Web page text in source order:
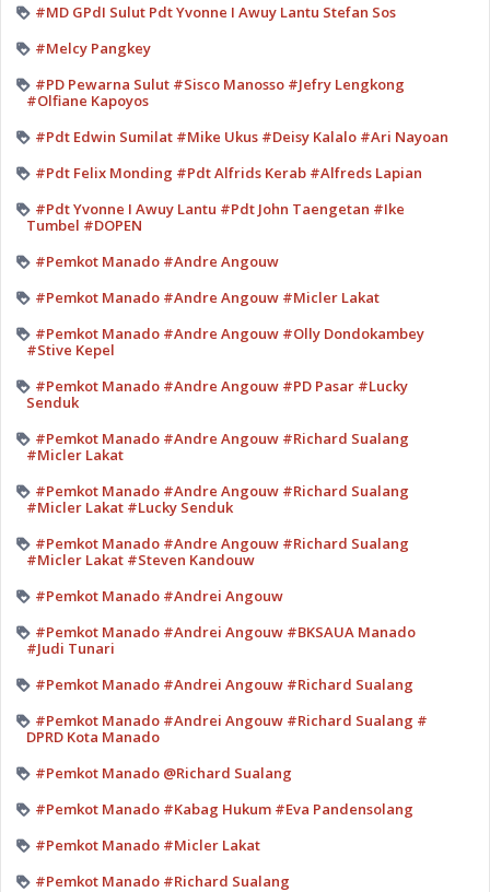
#MD GPdI Sulut Pdt Yvonne I Awuy Lantu Stefan Sos
#Melcy Pangkey
#PD Pewarna Sulut #Sisco Manosso #Jefry Lengkong
#Olfiane Kapoyos
#Pdt Edwin Sumilat #Mike Ukus #Deisy Kalalo #Ari Nayoan
#Pdt Felix Monding #Pdt Alfrids Kerab #Alfreds Lapian
#Pdt Yvonne I Awuy Lantu #Pdt John Taengetan #Ike
Tumbel #DOPEN
#Pemkot Manado #Andre Angouw
#Pemkot Manado #Andre Angouw #Micler Lakat
#Pemkot Manado #Andre Angouw #Olly Dondokambey
#Stive Kepel
#Pemkot Manado #Andre Angouw #PD Pasar #Lucky
Senduk
#Pemkot Manado #Andre Angouw #Richard Sualang
#Micler Lakat
#Pemkot Manado #Andre Angouw #Richard Sualang
#Micler Lakat #Lucky Senduk
#Pemkot Manado #Andre Angouw #Richard Sualang
#Micler Lakat #Steven Kandouw
#Pemkot Manado #Andrei Angouw
#Pemkot Manado #Andrei Angouw #BKSAUA Manado
#Judi Tunari
#Pemkot Manado #Andrei Angouw #Richard Sualang
#Pemkot Manado #Andrei Angouw #Richard Sualang #
DPRD Kota Manado
#Pemkot Manado @Richard Sualang
#Pemkot Manado #Kabag Hukum #Eva Pandensolang
#Pemkot Manado #Micler Lakat
#Pemkot Manado #Richard Sualang